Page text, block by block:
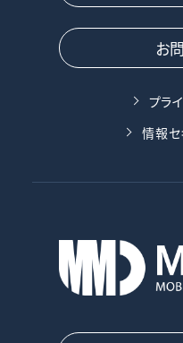
お
プラ
情報セ